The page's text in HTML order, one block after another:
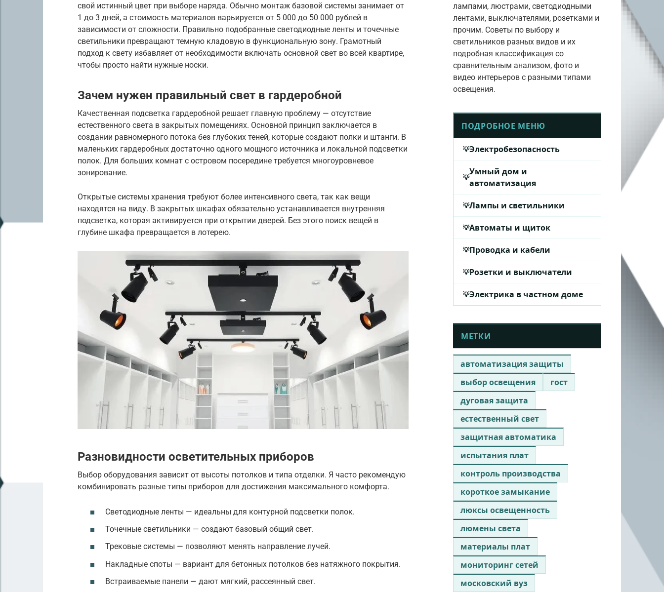
свой истинный цвет при выборе наряда. Обычно монтаж базовой системы занимает от
1 до 3 дней, а стоимость материалов варьируется от 5 000 до 50 000 рублей в
зависимости от сложности. Правильно подобранные светодиодные ленты и точечные
светильники превращают темную кладовую в функциональную зону. Грамотный
подход к свету избавляет от необходимости включать основной свет во всей квартире,
чтобы просто найти нужные носки.
Зачем нужен правильный свет в гардеробной
Качественная подсветка гардеробной решает главную проблему — отсутствие
естественного света в закрытых помещениях. Основной принцип заключается в
создании равномерного потока без глубоких теней, которые создают полки и штанги. В
маленьких гардеробных достаточно одного мощного источника и локальной подсветки
полок. Для больших комнат с островом посередине требуется многоуровневое
зонирование.
Открытые системы хранения требуют более интенсивного света, так как вещи
находятся на виду. В закрытых шкафах обязательно устанавливается внутренняя
подсветка, которая активируется при открытии дверей. Без этого поиск вещей в
глубине шкафа превращается в лотерею.
Разновидности осветительных приборов
Выбор оборудования зависит от высоты потолков и типа отделки. Я часто рекомендую
комбинировать разные типы приборов для достижения максимального комфорта.
Светодиодные ленты — идеальны для контурной подсветки полок.
Точечные светильники — создают базовый общий свет.
Трековые системы — позволяют менять направление лучей.
Накладные споты — вариант для бетонных потолков без натяжного покрытия.
Встраиваемые панели — дают мягкий, рассеянный свет.
лампами, люстрами, светодиодными
лентами, выключателями, розетками и
прочим. Советы по выбору и
светильников разных видов и их
подробная классификация со
сравнительным анализом, фото и
видео интерьеров с разными типами
освещения.
ПОДРОБНОЕ МЕНЮ
Электробезопасность
Умный дом и
автоматизация
Лампы и светильники
Автоматы и щиток
Проводка и кабели
Розетки и выключатели
Электрика в частном доме
МЕТКИ
автоматизация защиты
выбор освещения
гост
дуговая защита
естественный свет
защитная автоматика
испытания плат
контроль производства
короткое замыкание
люксы освещенность
люмены света
материалы плат
мониторинг сетей
московский вуз